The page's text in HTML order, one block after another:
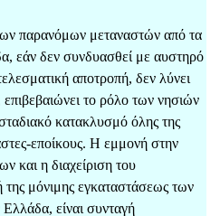
παρανόμων μεταναστών από τα
εάν δεν συνδυασθεί με αυστηρό
αποτροπή, δεν λύνει
το ρόλο των νησιών
κατακλυσμό όλης της
εποίκους. Η εμμονή στην
και η διαχείριση του
μόνιμης εγκαταστάσεως των
είναι συνταγή